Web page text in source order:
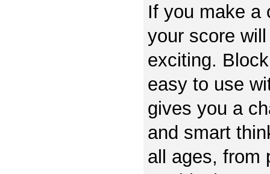
If you make a
your score
exciting.
easy to use
gives you a
and smart
all ages, from